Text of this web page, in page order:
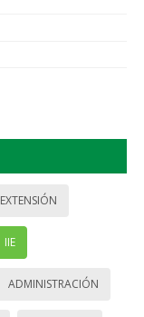
EXTENSIÓN
IIE
ADMINISTRACIÓN